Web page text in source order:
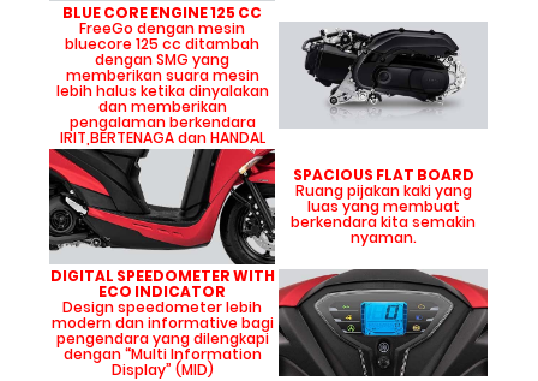
BLUE CORE ENGINE 125 CC
FreeGo dengan mesin
bluecore 125 cc ditambah
dengan SMG yang
memberikan suara mesin
lebih halus ketika dinyalakan
dan memberikan
pengalaman berkendara
IRIT,BERTENAGA dan HANDAL
SPACIOUS FLAT BOARD
Ruang pijakan kaki yang
luas yang membuat
berkendara kita semakin
nyaman.
DIGITAL SPEEDOMETER WITH
ECO INDICATOR
Design speedometer lebih
modern dan informative bagi
pengendara yang dilengkapi
dengan “Multi Information
Display” (MID)